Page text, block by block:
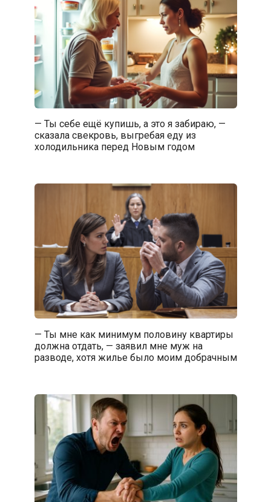
— Ты себе ещё купишь, а это я забираю, —
сказала свекровь, выгребая еду из
холодильника перед Новым годом
— Ты мне как минимум половину квартиры
должна отдать, — заявил мне муж на
разводе, хотя жилье было моим добрачным